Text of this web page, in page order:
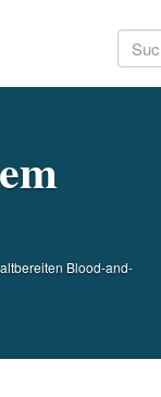
Blood-and-